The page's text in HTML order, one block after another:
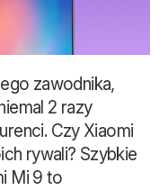
zawodnika,
2 razy
Czy Xiaomi
rywali? Szybkie
Mi 9 to